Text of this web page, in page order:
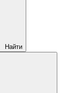
Найти